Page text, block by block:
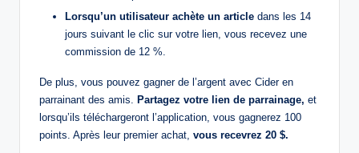
Lorsqu’un utilisateur achète un article dans les 14
jours suivant le clic sur votre lien, vous recevez une
commission de 12 %.
De plus, vous pouvez gagner de l’argent avec Cider en
parrainant des amis. Partagez votre lien de parrainage, et
lorsqu’ils téléchargeront l’application, vous gagnerez 100
points. Après leur premier achat, vous recevrez 20 $.